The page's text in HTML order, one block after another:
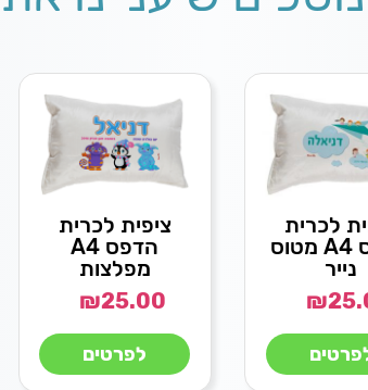
לכרית
הדפס A4 מטוס
נייר
₪
ציפית לכרית
הדפס A4
מפלצות
₪25.00
לפרטים